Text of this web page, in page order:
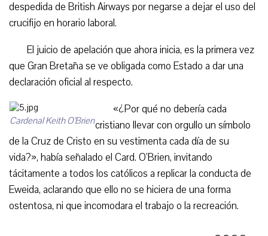
despedida de British Airways por negarse a dejar el uso del
crucifijo en horario laboral.
El juicio de apelación que ahora inicia, es la primera vez
que Gran Bretaña se ve obligada como Estado a dar una
declaración oficial al respecto.
Cardenal Keith O’Brien
«¿Por qué no debería cada
cristiano llevar con orgullo un símbolo
de la Cruz de Cristo en su vestimenta cada día de su
vida?», había señalado el Card. O’Brien, invitando
tácitamente a todos los católicos a replicar la conducta de
Eweida, aclarando que ello no se hiciera de una forma
ostentosa, ni que incomodara el trabajo o la recreación.